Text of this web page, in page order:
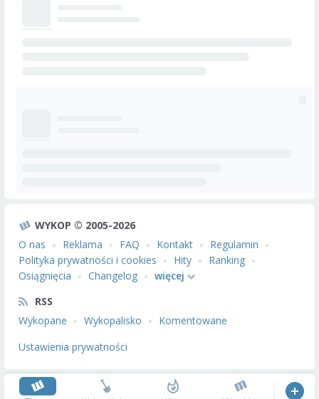
WYKOP © 2005-2026
O nas
Reklama FAQ Kontakt
Regulamin
Polityka prywatności i cookies
Hity
Ranking
Osiągnięcia
Changelog
więcej
RSS
Wykopane
Wykopalisko
Komentowane
Ustawienia prywatności